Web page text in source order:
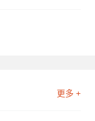
更多 +